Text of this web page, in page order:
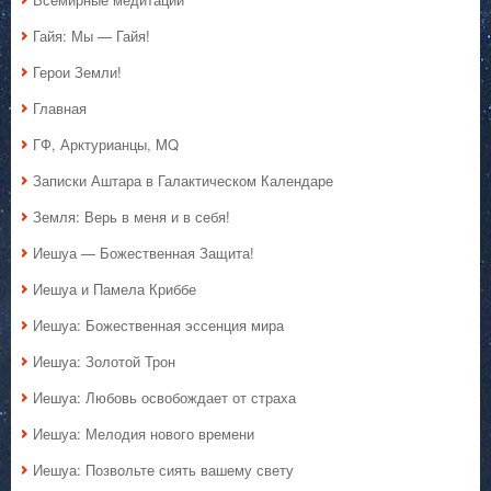
Гайя: Мы — Гайя!
Герои Земли!
Главная
ГФ, Арктурианцы, MQ
Записки Аштара в Галактическом Календаре
Земля: Верь в меня и в себя!
Иешуа — Божественная Защита!
Иешуа и Памела Криббе
Иешуа: Божественная эссенция мира
Иешуа: Золотой Трон
Иешуа: Любовь освобождает от страха
Иешуа: Мелодия нового времени
Иешуа: Позвольте сиять вашему свету